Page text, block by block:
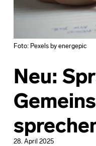
Foto: Pexels by energepic
Neu:
28. April 2025